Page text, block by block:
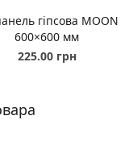
гіпсова MOON
600×600 мм
225.00 грн